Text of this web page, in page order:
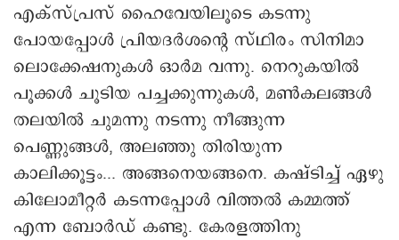
എക്സ്പ്രസ് ഹൈവേയിലൂടെ കടന്നു
പോയപ്പോൾ പ്രിയദർശന്റെ സ്ഥിരം സിനിമാ
ലൊക്കേഷനുകൾ ഓർമ വന്നു. നെറുകയിൽ
പൂക്കൾ ചൂടിയ പച്ചക്കുന്നുകൾ, മൺകലങ്ങൾ
തലയിൽ ചുമന്നു നടന്നു നീങ്ങുന്ന
പെണ്ണുങ്ങൾ, അലഞ്ഞു തിരിയുന്ന
കാലിക്കൂട്ടം... അങ്ങനെയങ്ങനെ. കഷ്ടിച്ച് ഏഴു
കിലോമീറ്റർ കടന്നപ്പോൾ വിത്തൽ കമ്മത്ത്
എന്ന ബോർഡ് കണ്ടു. കേരളത്തിനു